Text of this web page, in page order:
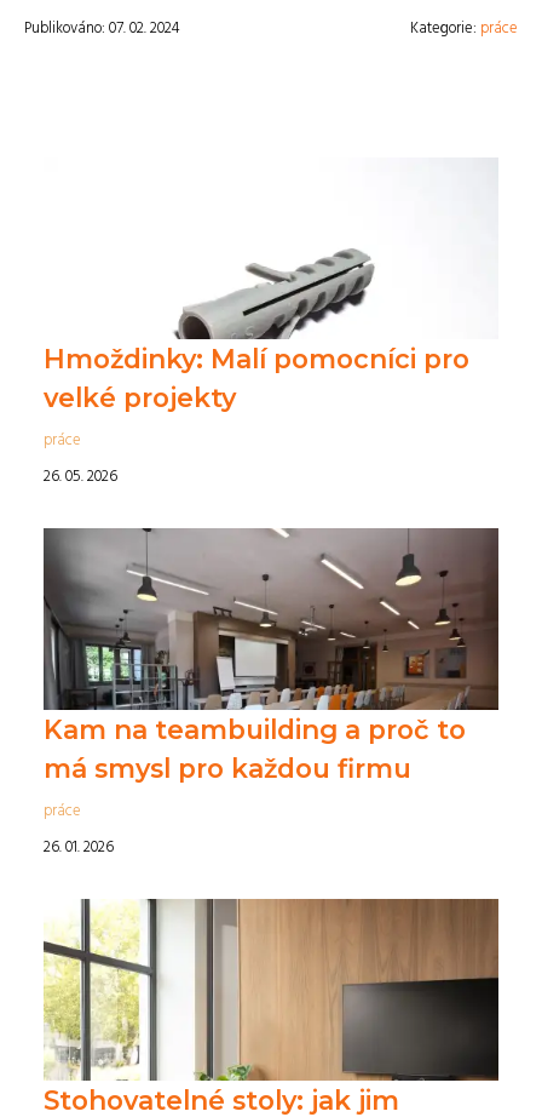
Publikováno: 07. 02. 2024 Kategorie: práce
Hmoždinky: Malí pomocníci pro
velké projekty
práce
26. 05. 2026
Kam na teambuilding a proč to
má smysl pro každou firmu
práce
26. 01. 2026
Stohovatelné stoly: jak jim